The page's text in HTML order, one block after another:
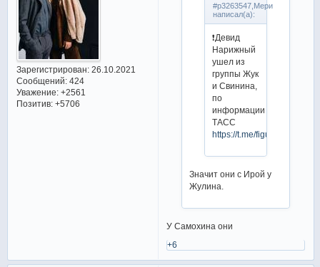
Зарегистрирован: 26.10.2021
Сообщений:424
Уважение: +2561
Позитив: +5706
#p3263547,Мери
написал(а):
❗️Девид
Нарижный
ушел из
группы Жук
и Свинина,
по
информации
ТАСС
https://t.me/figurka_match/
Значит они с Ирой у
Жулина.
У Самохина они
+6